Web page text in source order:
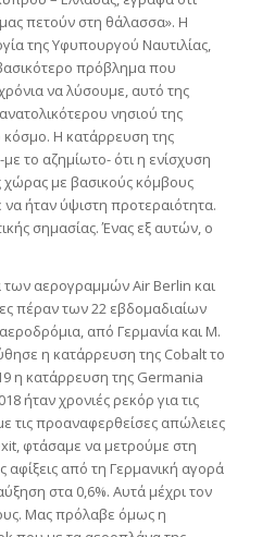
πετούν στη θάλασσα». Η
της Υφυπουργού Ναυτιλίας,
πρόβλημα που
να λύσουμε, αυτό της
νησιού της
Η κατάρρευση της
το αζημίωτο- ότι η ενίσχυση
χώρας με βασικούς κόμβους
ήταν ύψιστη προτεραιότητα.
σημασίας. Ένας εξ αυτών, ο
των αερογραμμών Air Berlin και
πέραν των 22 εβδομαδιαίων
από Γερμανία και Μ.
η κατάρρευση της Cobalt το
η κατάρρευση της Germania
ήταν χρονιές ρεκόρ για τις
τις προαναφερθείσες απώλειες
φτάσαμε να μετρούμε στη
αφίξεις από τη Γερμανική αγορά
στα 0,6%. Αυτά μέχρι τον
Μας πρόλαβε όμως η